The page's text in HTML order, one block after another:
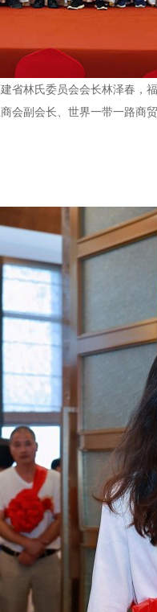
林氏委员会会长林泽春，
副会长、世界一带一路商